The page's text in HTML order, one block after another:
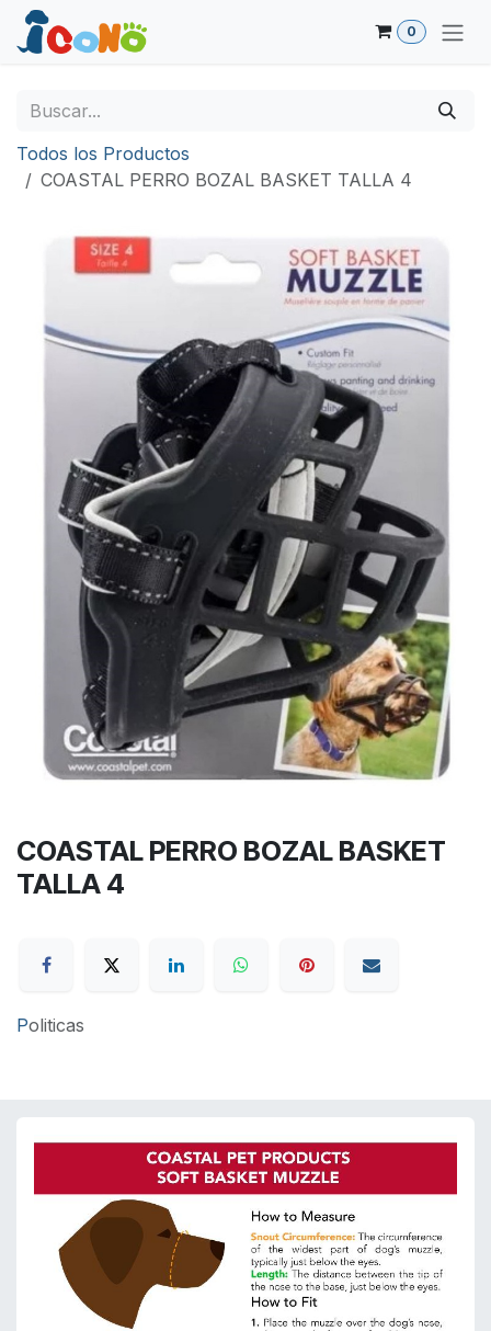
Ir al contenido
0
Todos los Productos
COASTAL PERRO BOZAL BASKET TALLA 4
COASTAL PERRO BOZAL BASKET
TALLA 4
Politicas